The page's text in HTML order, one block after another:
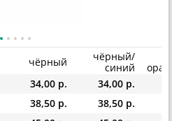
чёрный
чёрный/
синий
34,00 р. 34,00 р.
38,50 р. 38,50 р.